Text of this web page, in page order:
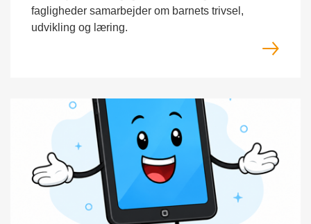
fagligheder samarbejder om barnets trivsel,
udvikling og læring.